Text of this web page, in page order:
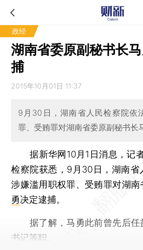
政经
湖南省委原副秘书长
捕
2015年10月01日 11:37
9月30日，湖南省人民检察院依
罪、受贿罪对湖南省委原副秘书长
据新华网10月1日消息，记
检察院获悉，9月30日，湖南省
涉嫌滥用职权罪、受贿罪对湖南
勇决定逮捕。
据了解，马勇此前曾先后任
书记等职。